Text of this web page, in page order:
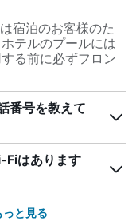
宿泊のお客様のた
テルのプールには
る前に必ずフロン
番号を教えて
はあります
と見る